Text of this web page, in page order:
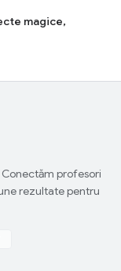
magice,
profesori
rezultate pentru